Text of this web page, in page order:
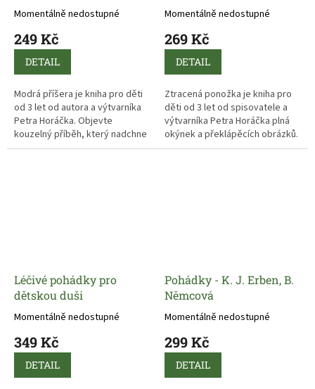
Momentálně nedostupné
249 Kč
DETAIL
Modrá příšera je kniha pro děti
od 3 let od autora a výtvarníka
Petra Horáčka. Objevte
kouzelný příběh, který nadchne
malé i velké čtenáře.
Momentálně nedostupné
269 Kč
DETAIL
Ztracená ponožka je kniha pro
děti od 3 let od spisovatele a
výtvarníka Petra Horáčka plná
okýnek a překlápěcích obrázků.
Léčivé pohádky pro
dětskou duši
Momentálně nedostupné
349 Kč
DETAIL
Pohádky - K. J. Erben, B.
Němcová
Momentálně nedostupné
299 Kč
DETAIL